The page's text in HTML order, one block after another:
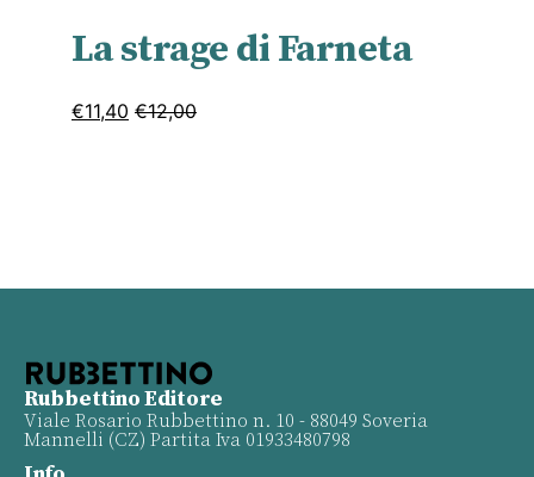
La strage di Farneta
€11,40 €12,00
Rubbettino Editore
Viale Rosario Rubbettino n. 10 - 88049 Soveria
Mannelli (CZ) Partita Iva 01933480798